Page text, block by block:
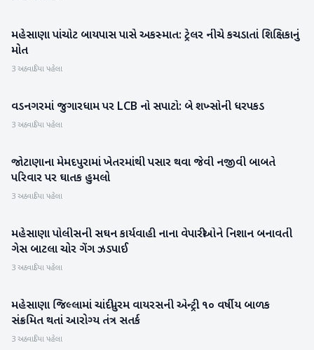
મહેસાણા
મહેસાણા પાંચોટ બાયપાસ પાસે અકસ્માત: ટ્રેલર નીચે કચડાતાં શિક્ષિકાનું
મોત
3 અઠવાડિયા પહેલા
મહેસાણા
વડનગરમાં જુગારધામ પર LCB નો સપાટો: બે શખ્સોની ધરપકડ
3 અઠવાડિયા પહેલા
મહેસાણા
જોટાણાના મેમદપુરામાં ખેતરમાંથી પસાર થવા જેવી નજીવી બાબતે
પરિવાર પર ઘાતક હુમલો
3 અઠવાડિયા પહેલા
મહેસાણા
મહેસાણા પોલીસની સઘન કાર્યવાહી: નાના વેપારીઓને નિશાન બનાવતી
ગેસ બાટલા ચોર ગેંગ ઝડપાઈ
3 અઠવાડિયા પહેલા
મહેસાણા
મહેસાણા જિલ્લામાં ચાંદીપુરમ વાયરસની એન્ટ્રી: ૧૦ વર્ષીય બાળક
સંક્રમિત થતાં આરોગ્ય તંત્ર સતર્ક
3 અઠવાડિયા પહેલા